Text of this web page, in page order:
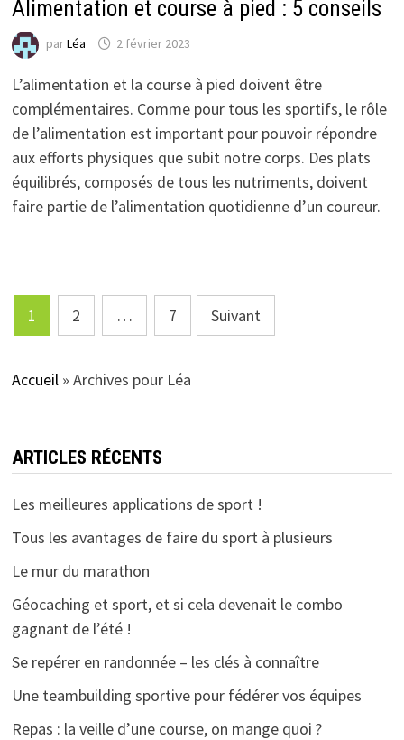
Alimentation et course à pied : 5 conseils
parLéa 2 février 2023
L’alimentation et la course à pied doivent être
complémentaires. Comme pour tous les sportifs, le rôle
de l’alimentation est important pour pouvoir répondre
aux efforts physiques que subit notre corps. Des plats
équilibrés, composés de tous les nutriments, doivent
faire partie de l’alimentation quotidienne d’un coureur.
Pagination
des
publications
1 2 … 7 Suivant
Accueil »Archives pour Léa
ARTICLES RÉCENTS
Les meilleures applications de sport !
Tous les avantages de faire du sport à plusieurs
Le mur du marathon
Géocaching et sport, et si cela devenait le combo
gagnant de l’été !
Se repérer en randonnée – les clés à connaître
Une teambuilding sportive pour fédérer vos équipes
Repas : la veille d’une course, on mange quoi ?